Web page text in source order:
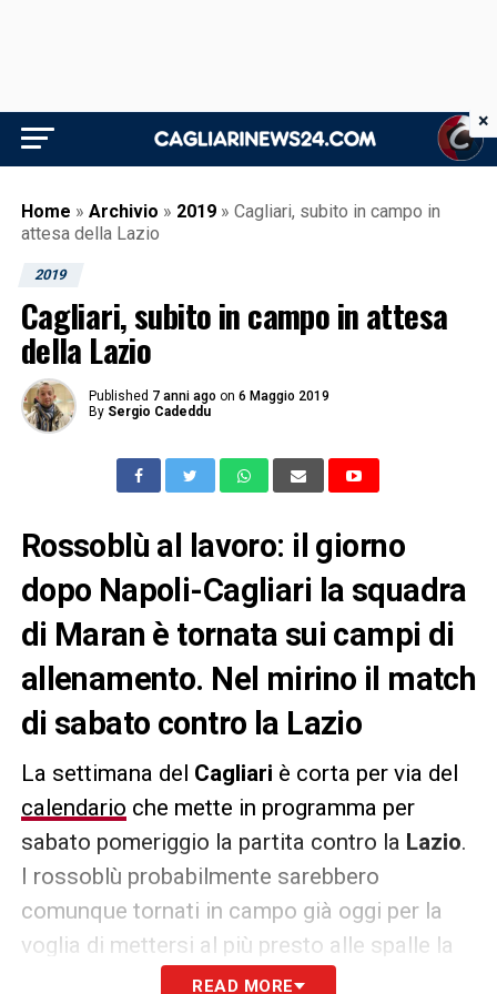
Home » Archivio » 2019 » Cagliari, subito in campo in
attesa della Lazio
2019
Cagliari, subito in campo in attesa
della Lazio
Published 7 anni ago on 6 Maggio 2019
By Sergio Cadeddu
Rossoblù al lavoro: il giorno
dopo Napoli-Cagliari la squadra
di Maran è tornata sui campi di
allenamento. Nel mirino il match
di sabato contro la Lazio
La settimana del Cagliari è corta per via del
calendario che mette in programma per
sabato pomeriggio la partita contro la Lazio.
I rossoblù probabilmente sarebbero
comunque tornati in campo già oggi per la
voglia di mettersi al più presto alle spalle la
dolorosa sconfitta di ieri al San Paolo.
READ MORE
×